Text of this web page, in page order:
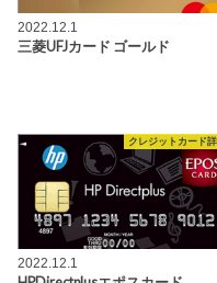
2022.12.1
三菱UFJカード ゴールド
クレジットカード
2022.12.1